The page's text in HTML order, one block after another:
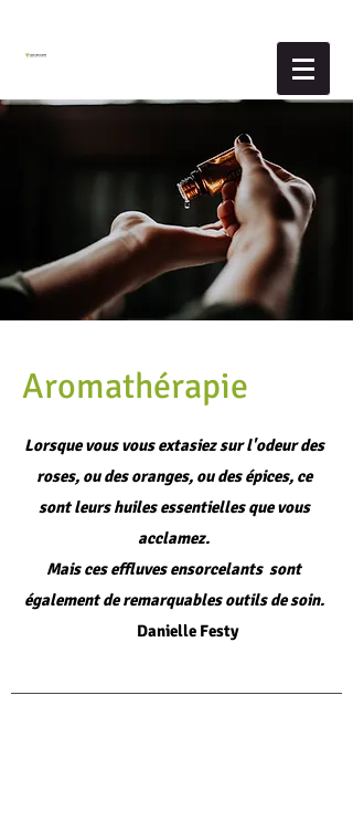
Aromathérapie
Lorsque vous vous extasiez sur l'odeur des
roses, ou des oranges, ou des épices, ce
sont leurs huiles essentielles que vous
acclamez.
Mais ces effluves ensorcelants sont
également de remarquables outils de soin.
Danielle Festy